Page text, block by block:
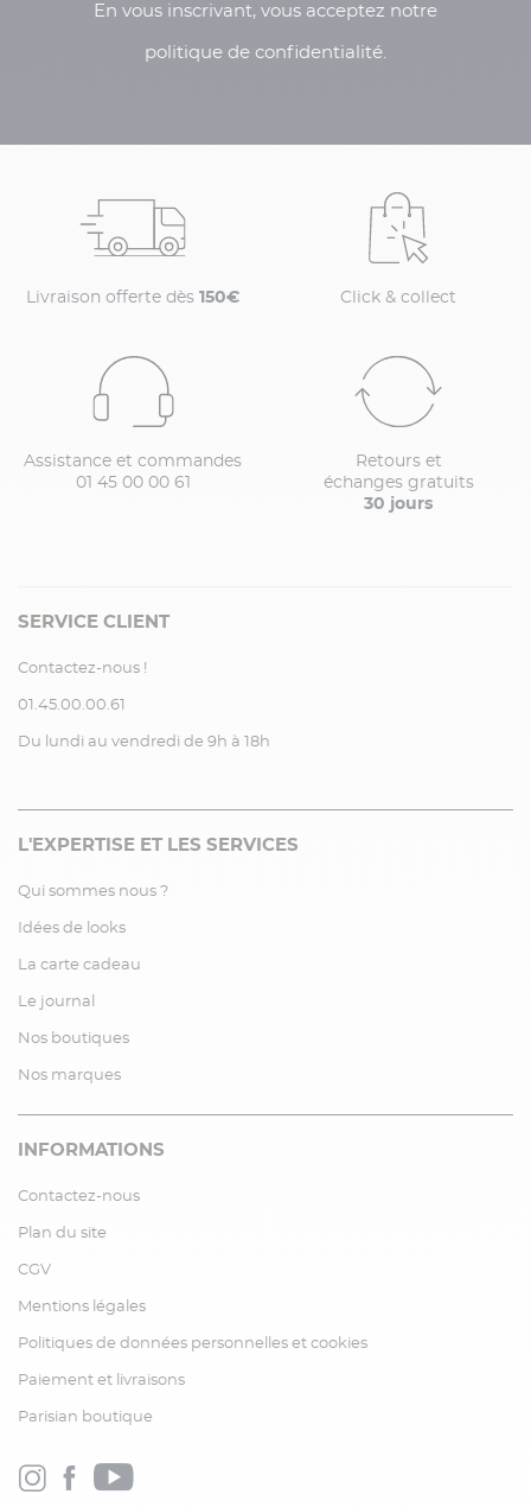
En vous inscrivant, vous acceptez notre
politique de confidentialité.
Livraison offerte dès 150€ Click & collect
Assistance et commandes
01 45 00 00 61
Retours et
échanges gratuits
30 jours
SERVICE CLIENT
Contactez-nous !
01.45.00.00.61
Du lundi au vendredi de 9h à 18h
L'EXPERTISE ET LES SERVICES
Qui sommes nous ?
Idées de looks
La carte cadeau
Le journal
Nos boutiques
Nos marques
INFORMATIONS
Contactez-nous
Plan du site
CGV
Mentions légales
Politiques de données personnelles et cookies
Paiement et livraisons
Parisian boutique